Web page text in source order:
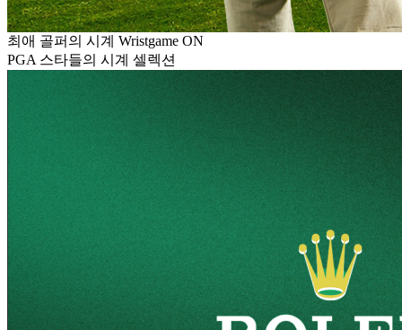
최애 골퍼의 시계 Wristgame ON
PGA 스타들의 시계 셀렉션